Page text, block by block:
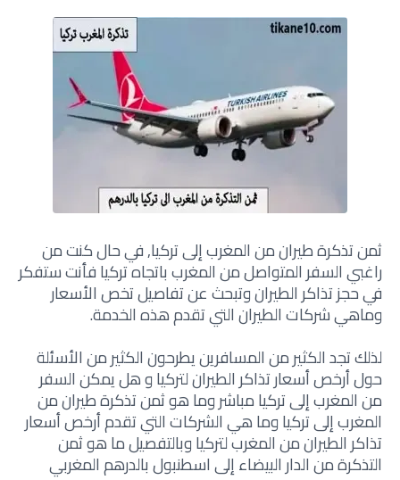
ثمن تذكرة طيران من المغرب إلى تركيا, في حال كنت من
راغبي السفر المتواصل من المغرب باتجاه تركيا فأنت ستفكر
في حجز تذاكر الطيران وتبحث عن تفاصيل تخص الأسعار
وماهي شركات الطيران التي تقدم هذه الخدمة.
لذلك تجد الكثير من المسافرين يطرحون الكثير من الأسئلة
حول أرخص أسعار تذاكر الطيران لتركيا و هل يمكن السفر
من المغرب إلى تركيا مباشر وما هو ثمن تذكرة طيران من
المغرب إلى تركيا وما هي الشركات التي تقدم أرخص أسعار
تذاكر الطيران من المغرب لتركيا وبالتفصيل ما هو ثمن
التذكرة من الدار البيضاء إلى اسطنبول بالدرهم المغربي